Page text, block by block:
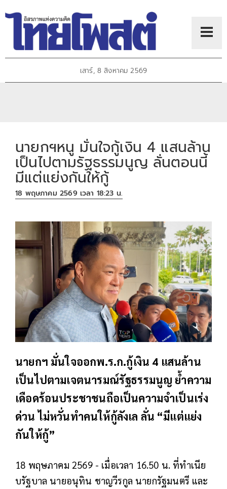
เสาร์, 8 สิงหาคม 2569
นายกฯหนู มั่นใจกู้เงิน 4 แสนล้าน
เป็นไปตามรัฐธรรมนูญ ลั่นตอนนี้
มีแต่แย่งกันให้กู้
18 พฤษภาคม 2569 เวลา 18:23 น.
นายกฯ มั่นใจออกพ.ร.ก.กู้เงิน 4 แสนล้าน
เป็นไปตามเจตนารมณ์รัฐธรรมนูญ ย้ำความ
เดือดร้อนประชาชนถือเป็นความจำเป็นเร่ง
ด่วน ไม่หวั่นทำคนให้กู้ลังเล ลั่น “มีแต่แย่ง
กันให้กู้”
18 พฤษภาคม 2569 - เมื่อเวลา 16.50 น. ที่ทําเนีย
บรัฐบาล นายอนุทิน ชาญวีรกูล นายกรัฐมนตรี และ